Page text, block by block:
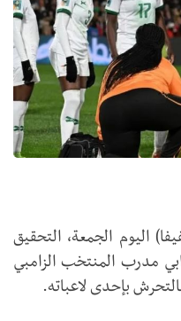
اليوم الجمعة، التحقيق
مدرب المنتخب الزامبي
بإحدى لاعباته.